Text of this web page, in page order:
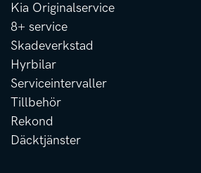
Kia Originalservice
8+ service
Skadeverkstad
Hyrbilar
Serviceintervaller
Tillbehör
Rekond
Däcktjänster